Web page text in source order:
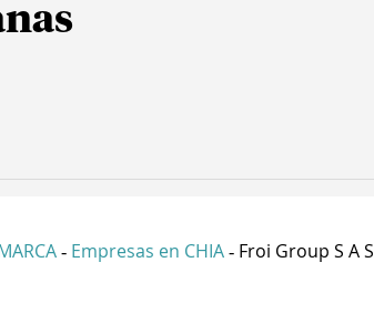
- Empresas en CHIA - Froi Group S A S